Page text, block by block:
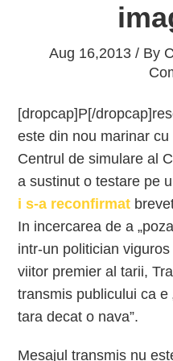
Aug 16,2013 / By
[dropcap]P[/
este din nou marinar
Centrul de simulare al
a sustinut o testare pe
i s-a reconfirmat
In incercarea de a
intr-un politician
viitor premier al tarii,
transmis publicului ca e
tara decat o nava”.
Mesajul transmis nu